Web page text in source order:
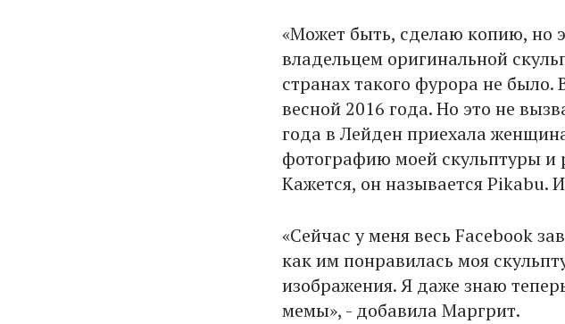
«Может быть, сделаю копию, но
владельцем оригинальной
странах такого фурора не
весной 2016 года. Но это не
года в Лейден приехала
фотографию моей скульптуры и
Кажется, он называется Pikabu.
«Сейчас у меня весь Facebook
как им понравилась моя
изображения. Я даже знаю
мемы», - добавила Маргрит.